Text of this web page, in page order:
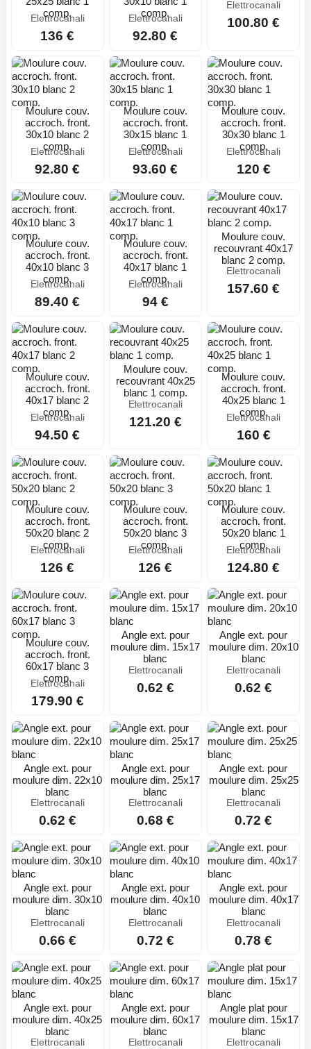
comp.
Elettrocanali
136 €
comp.
Elettrocanali
92.80 €
Elettrocanali
100.80 €
Moulure couv.
accroch. front.
30x10 blanc 2
comp.
Elettrocanali
92.80 €
Moulure couv.
accroch. front.
30x15 blanc 1
comp.
Elettrocanali
93.60 €
Moulure couv.
accroch. front.
30x30 blanc 1
comp.
Elettrocanali
120 €
Moulure couv.
accroch. front.
40x10 blanc 3
comp.
Elettrocanali
89.40 €
Moulure couv.
accroch. front.
40x17 blanc 1
comp.
Elettrocanali
94 €
Moulure couv.
recouvrant 40x17
blanc 2 comp.
Elettrocanali
157.60 €
Moulure couv.
accroch. front.
40x17 blanc 2
comp.
Elettrocanali
94.50 €
Moulure couv.
recouvrant 40x25
blanc 1 comp.
Elettrocanali
121.20 €
Moulure couv.
accroch. front.
40x25 blanc 1
comp.
Elettrocanali
160 €
Moulure couv.
accroch. front.
50x20 blanc 2
comp.
Elettrocanali
126 €
Moulure couv.
accroch. front.
50x20 blanc 3
comp.
Elettrocanali
126 €
Moulure couv.
accroch. front.
50x20 blanc 1
comp.
Elettrocanali
124.80 €
Moulure couv.
accroch. front.
60x17 blanc 3
comp.
Elettrocanali
179.90 €
Angle ext. pour
moulure dim. 15x17
blanc
Elettrocanali
0.62 €
Angle ext. pour
moulure dim. 20x10
blanc
Elettrocanali
0.62 €
Angle ext. pour
moulure dim. 22x10
blanc
Elettrocanali
0.62 €
Angle ext. pour
moulure dim. 25x17
blanc
Elettrocanali
0.68 €
Angle ext. pour
moulure dim. 25x25
blanc
Elettrocanali
0.72 €
Angle ext. pour
moulure dim. 30x10
blanc
Elettrocanali
0.66 €
Angle ext. pour
moulure dim. 40x10
blanc
Elettrocanali
0.72 €
Angle ext. pour
moulure dim. 40x17
blanc
Elettrocanali
0.78 €
Angle ext. pour
moulure dim. 40x25
blanc
Elettrocanali
Angle ext. pour
moulure dim. 60x17
blanc
Elettrocanali
Angle plat pour
moulure dim. 15x17
blanc
Elettrocanali